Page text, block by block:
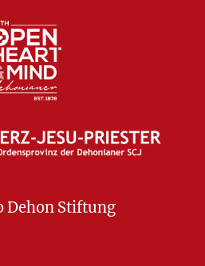
Dehon Stiftung